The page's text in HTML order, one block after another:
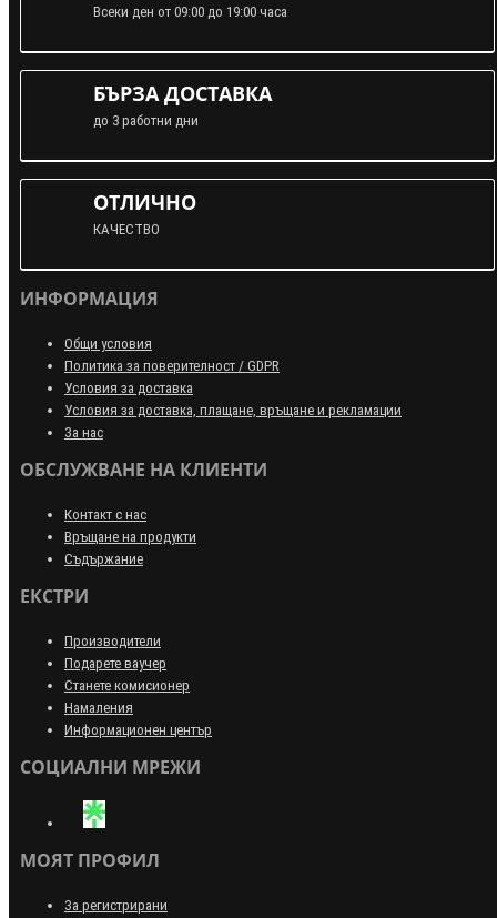
Всеки ден от 09:00 до 19:00 часа
БЪРЗА ДОСТАВКА
до 3 работни дни
ОТЛИЧНО
КАЧЕСТВО
ИНФОРМАЦИЯ
Общи условия
Политика за поверителност / GDPR
Условия за доставка
Условия за доставка, плащане, връщане и рекламации
За нас
ОБСЛУЖВАНЕ НА КЛИЕНТИ
Контакт с нас
Връщане на продукти
Съдържание
ЕКСТРИ
Производители
Подарете ваучер
Станете комисионер
Намаления
Информационен център
СОЦИАЛНИ МРЕЖИ
МОЯТ ПРОФИЛ
За регистрирани